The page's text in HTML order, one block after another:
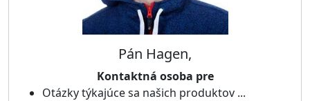
Pán Hagen,
Kontaktná osoba pre
Otázky týkajúce sa našich produktov ...